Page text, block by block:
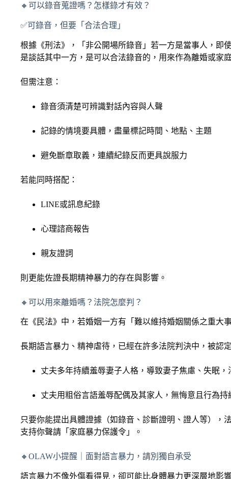
🔸可以錄音蒐證嗎？怎樣錄才有效？
✅可錄音，但要「合法合理」
根據《刑法》，「非公開場所錄音」若一方是當事人，即
是談話其中一方，是可以合法錄音的，用來作為離婚或家
但需注意：
錄音須清楚可辨識對話內容與人聲
記錄的情境要具體，盡量標記時間、地點、主題
避免斷章取義，連續紀錄反而更具說服力
若能同時搭配：
LINE或訊息紀錄
心理諮商報告
親友證詞
則更能佐證長期精神暴力的存在與影響。
🔸可以用來離婚嗎？法院怎麼判？
在《民法》中，若婚姻一方有「難以維持婚姻關係之重大
長期語言暴力、精神虐待，已經在許多法院判決中，被認
丈夫多年持續羞辱妻子人格，導致妻子焦慮、失眠，
丈夫用粗俗言語羞辱配偶及其家人，無悔意且行為
只要你能提出具體證據（如錄音、診斷證明、證人等），
支持你聲請「家庭暴力保護令」。
🔸OLAW小提醒｜面對語言暴力，請別獨自承受
語言暴力不像外傷看得見，卻可能比身體暴力更深層地影